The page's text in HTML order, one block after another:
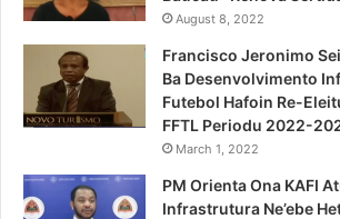
August 8, 2022
Francisco Jeronimo
Ba Desenvolvimento
Futebol Hafoin Re-
FFTL Periodu 2022-
March 1, 2022
PM Orienta Ona KAFI
Infrastrutura Ne’ebe